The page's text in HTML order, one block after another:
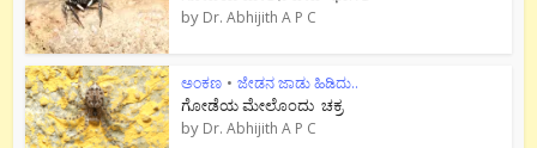
by Dr. Abhijith A P C
ಅಂಕಣ • ಜೇಡನ ಜಾಡು ಹಿಡಿದು..
ಗೋಡೆಯ ಮೇಲೊಂದು ಚಕ್ರ
by Dr. Abhijith A P C